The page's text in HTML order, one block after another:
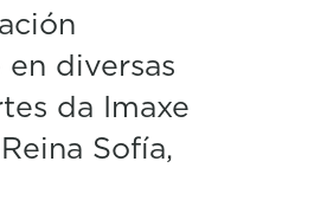
diversas
da Imaxe
Sofía,